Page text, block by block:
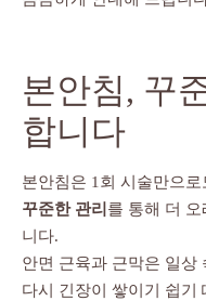
본안침, 꾸
합니다
본안침은 1회 시술만으
꾸준한 관리 를 통해 더
니다.
안면 근육과 근막은 일상
다시 긴장이 쌓이기 쉽기